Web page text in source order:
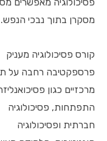
פסיכולוגיה מאפשרים
מסקרן בתוך נבכי הנפש.
קורס פסיכולוגיה מעניק
פרספקטיבה רחבה על
מרכזיים כגון
התפתחות, פסיכולוגיה
חברתית ופסיכולוגיה